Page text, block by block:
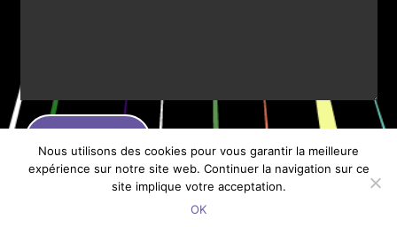
Nous utilisons des cookies pour vous garantir la meilleure
expérience sur notre site web. Continuer la navigation sur ce
site implique votre acceptation.
OK